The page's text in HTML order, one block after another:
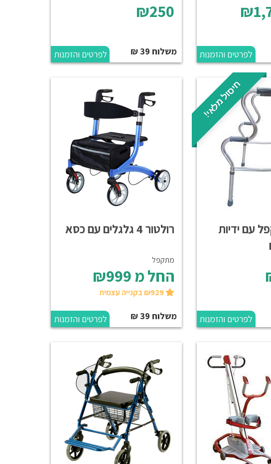
לפרטים והזמנות
₪250
משלוח 39 ₪ לפרטים והזמנות
חיסול מלאי!
עם ידיות
לפרטים והזמנות
רולטור 4 גלגלים עם כסא
מתקפל
החל מ
₪929 בקנייה עצמית
משלוח 39 ₪ לפרטים והזמנות